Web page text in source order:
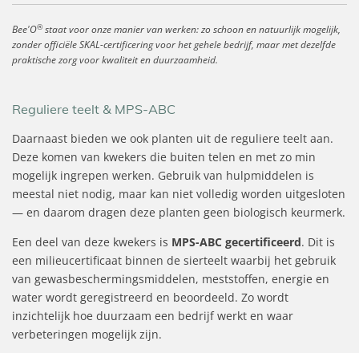
Bee'O® staat voor onze manier van werken: zo schoon en natuurlijk mogelijk,
zonder officiële SKAL-certificering voor het gehele bedrijf, maar met dezelfde
praktische zorg voor kwaliteit en duurzaamheid.
Reguliere teelt & MPS-ABC
Daarnaast bieden we ook planten uit de reguliere teelt aan.
Deze komen van kwekers die buiten telen en met zo min
mogelijk ingrepen werken. Gebruik van hulpmiddelen is
meestal niet nodig, maar kan niet volledig worden uitgesloten
— en daarom dragen deze planten geen biologisch keurmerk.
Een deel van deze kwekers is MPS-ABC gecertificeerd. Dit is
een milieucertificaat binnen de sierteelt waarbij het gebruik
van gewasbeschermingsmiddelen, meststoffen, energie en
water wordt geregistreerd en beoordeeld. Zo wordt
inzichtelijk hoe duurzaam een bedrijf werkt en waar
verbeteringen mogelijk zijn.